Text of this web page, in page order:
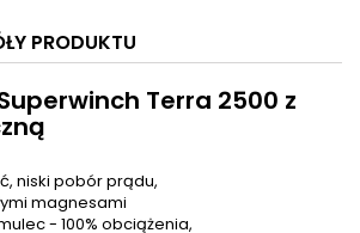
PRODUKTU
Terra 2500 z
niski pobór prądu,
magnesami
- 100% obciążenia,